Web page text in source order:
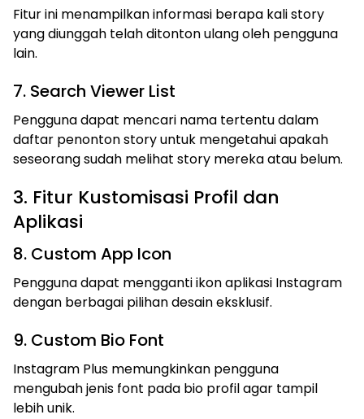
Fitur ini menampilkan informasi berapa kali story
yang diunggah telah ditonton ulang oleh pengguna
lain.
7. Search Viewer List
Pengguna dapat mencari nama tertentu dalam
daftar penonton story untuk mengetahui apakah
seseorang sudah melihat story mereka atau belum.
3. Fitur Kustomisasi Profil dan
Aplikasi
8. Custom App Icon
Pengguna dapat mengganti ikon aplikasi Instagram
dengan berbagai pilihan desain eksklusif.
9. Custom Bio Font
Instagram Plus memungkinkan pengguna
mengubah jenis font pada bio profil agar tampil
lebih unik.